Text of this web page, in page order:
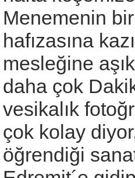
Menemenin
hafızasına
mesleğine
daha çok
vesikalık
çok kolay
öğrendiği